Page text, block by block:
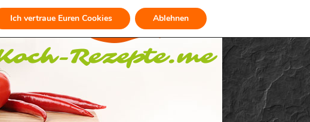
Ich vertraue Euren Cookies Ablehnen